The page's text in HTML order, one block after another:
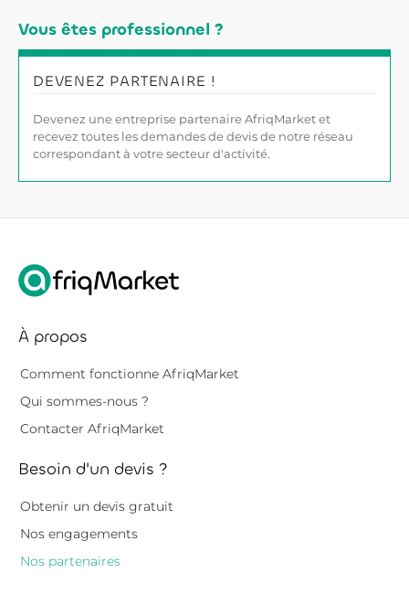
Vous êtes professionnel ?
DEVENEZ PARTENAIRE !
Devenez une entreprise partenaire AfriqMarket et
recevez toutes les demandes de devis de notre réseau
correspondant à votre secteur d'activité.
À propos
Comment fonctionne AfriqMarket
Qui sommes-nous ?
Contacter AfriqMarket
Besoin d'un devis ?
Obtenir un devis gratuit
Nos engagements
Nos partenaires